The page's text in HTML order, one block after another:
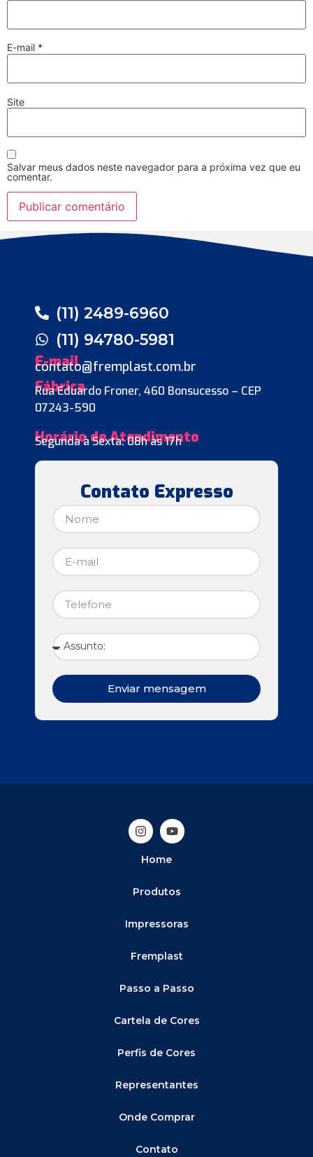
E-mail *
Site
Salvar meus dados neste navegador para a próxima vez que eu
comentar.
(11) 2489-6960
(11) 94780-5981
E-mail
contato@fremplast.com.br
Fábrica
Rua Eduardo Froner, 460 Bonsucesso – CEP
07243-590
Horário de Atendimento
Segunda à Sexta: 08h às 17h
Contato Expresso
Enviar mensagem
Home
Produtos
Impressoras
Fremplast
Passo a Passo
Cartela de Cores
Perfis de Cores
Representantes
Onde Comprar
Contato